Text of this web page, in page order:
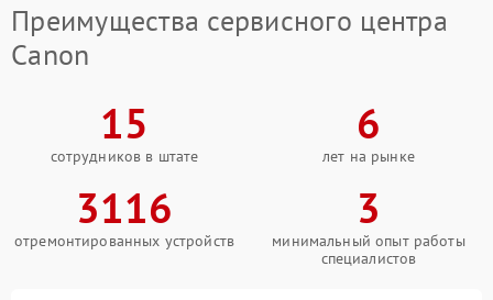
Преимущества сервисного центра
Canon
15
сотрудников в штате
6
лет на рынке
3116
отремонтированных устройств
3
минимальный опыт работы
специалистов